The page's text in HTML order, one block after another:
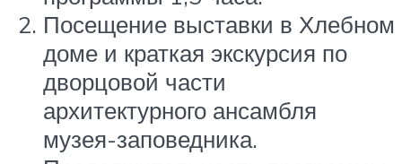
Посещение выставки в Хлебном
доме и краткая экскурсия по
дворцовой части
архитектурного ансамбля
музея-заповедника.